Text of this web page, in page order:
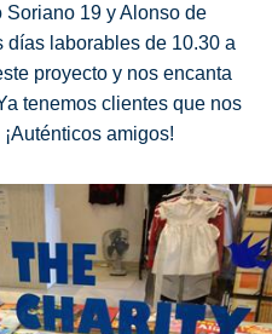
19 y Alonso de
días laborables de 10.30 a
proyecto y nos encanta
tenemos clientes que nos
amigos!